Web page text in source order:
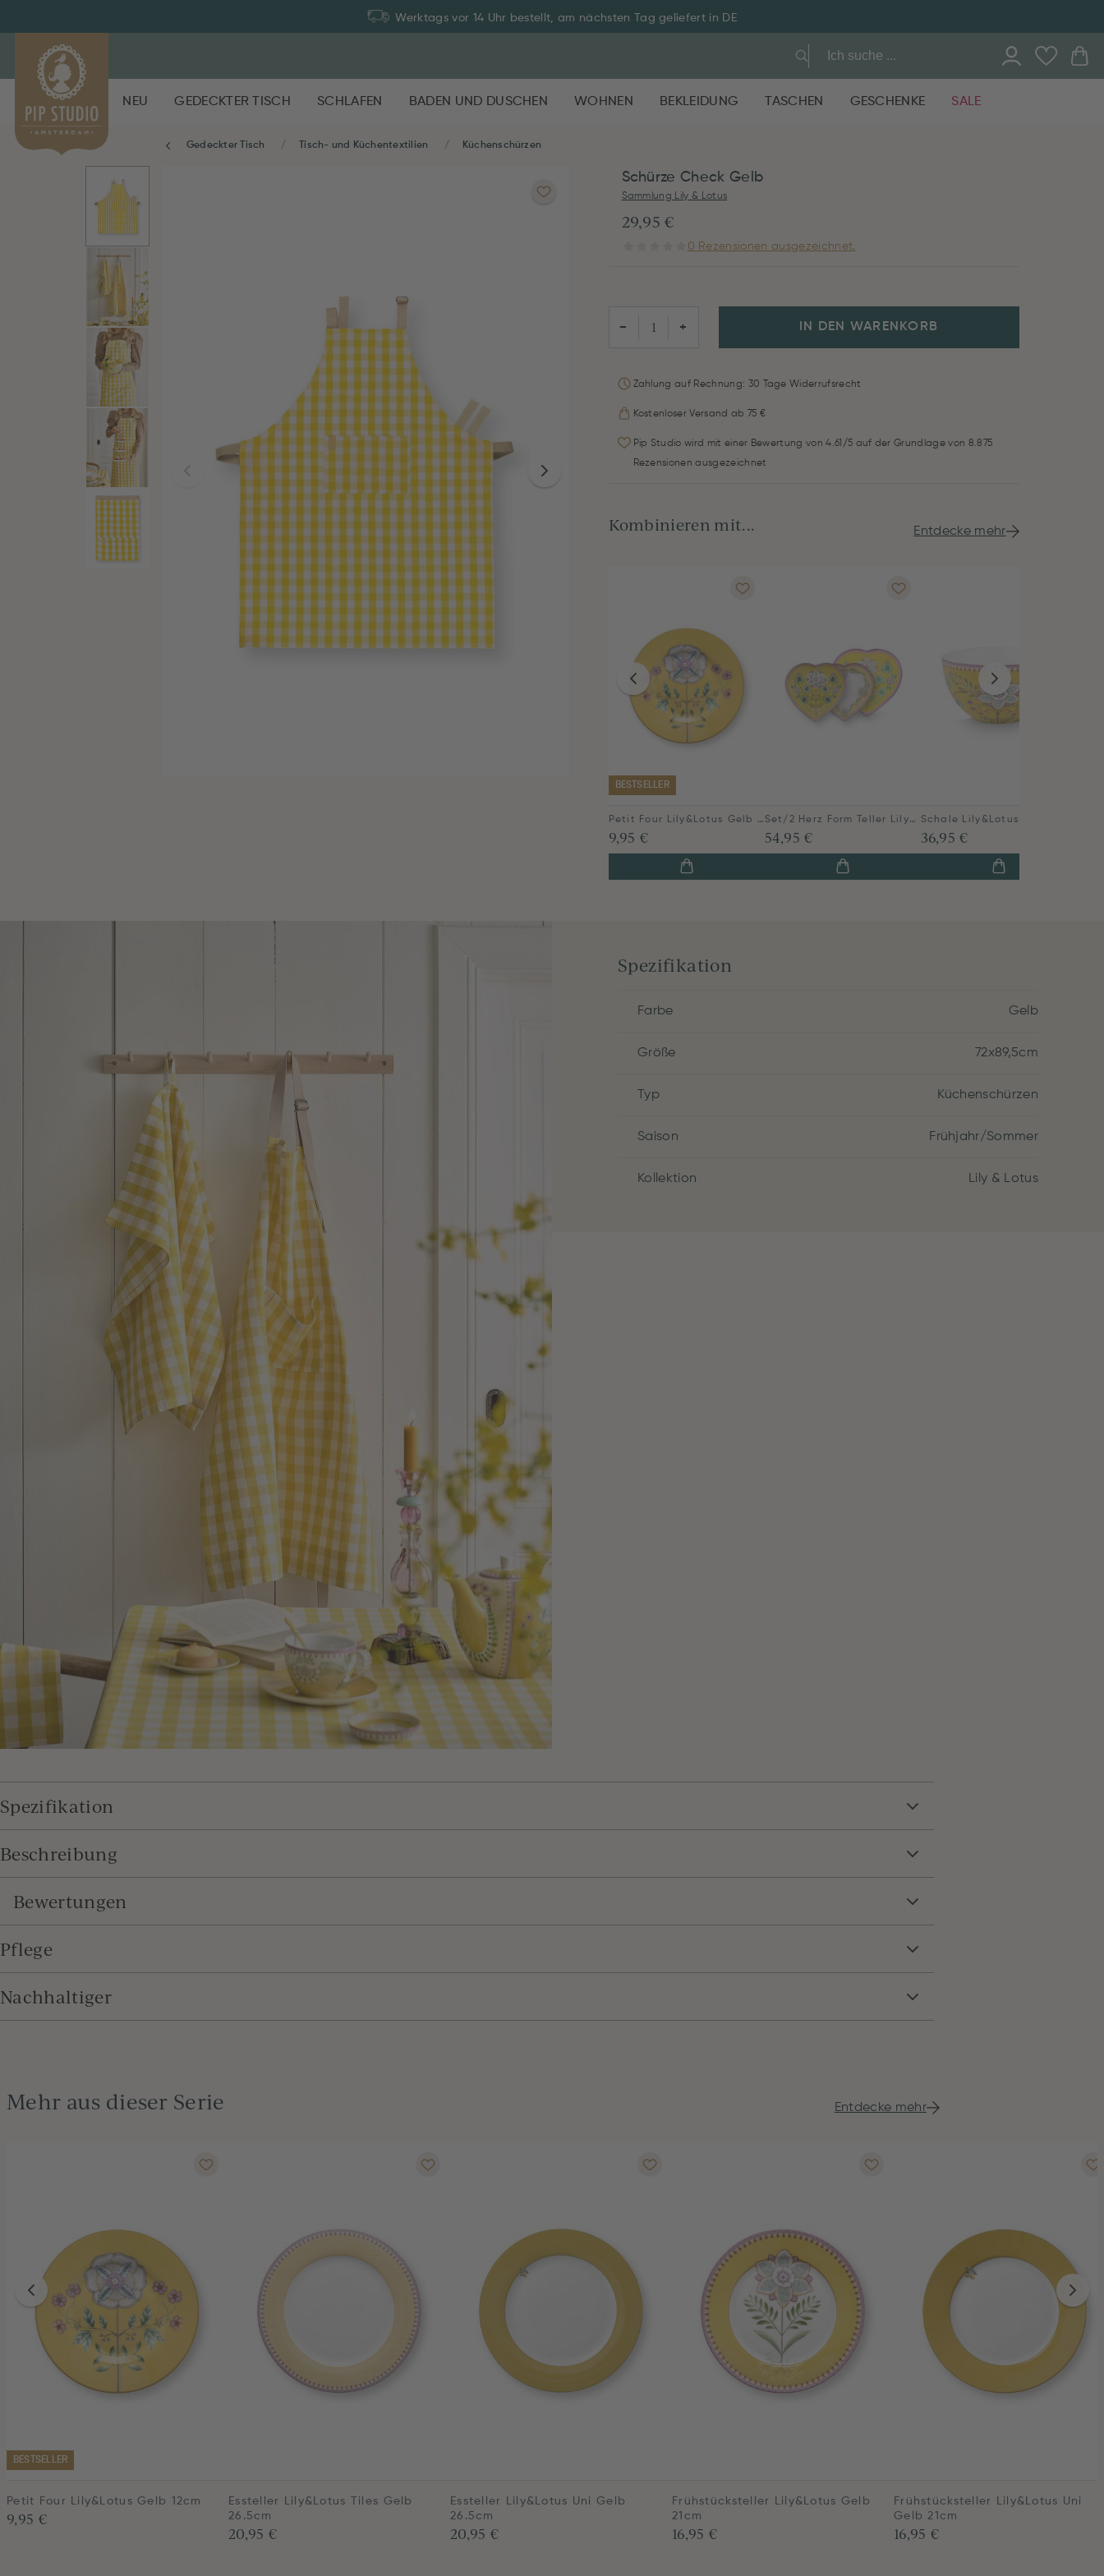
Werktags vor 14 Uhr bestellt, am nächsten Tag geliefert in DE
NEU GEDECKTER TISCH SCHLAFEN BADEN UND DUSCHEN WOHNEN BEKLEIDUNG TASCHEN GESCHENKE SALE
Gedeckter Tisch Tisch- und Küchentextilien Küchenschürzen
Schürze Check Gelb
Sammlung Lily & Lotus
29,95 €
0 Rezensionen ausgezeichnet.
− + IN DEN WARENKORB
Zahlung auf Rechnung: 30 Tage Widerrufsrecht
Kostenloser Versand ab 75 €
Pip Studio wird mit einer Bewertung von 4.61/5 auf der Grundlage von 8.875
Rezensionen ausgezeichnet
Kombinieren mit... Entdecke mehr
BESTSELLER
Petit Four Lily&Lotus Gelb 12cm
9,95 €
Set/2 Herz Form Teller Lily&Lotus Gelb 21.5cm
54,95 € 36,95 €
Spezifikation
Farbe Gelb
Größe 72x89,5cm
Typ Küchenschürzen
Saison Frühjahr/Sommer
Kollektion Lily & Lotus
Spezifikation
Beschreibung
Bewertungen
Pflege
Nachhaltiger
Mehr aus dieser Serie Entdecke mehr
BESTSELLER
Petit Four Lily&Lotus Gelb 12cm
9,95 €
Essteller Lily&Lotus Tiles Gelb
26.5cm
20,95 €
Essteller Lily&Lotus Uni Gelb
26.5cm
20,95 €
Frühstücksteller Lily&Lotus Gelb
21cm
16,95 €
Frühstücksteller Lily&Lotus Uni
Gelb 21cm
16,95 €